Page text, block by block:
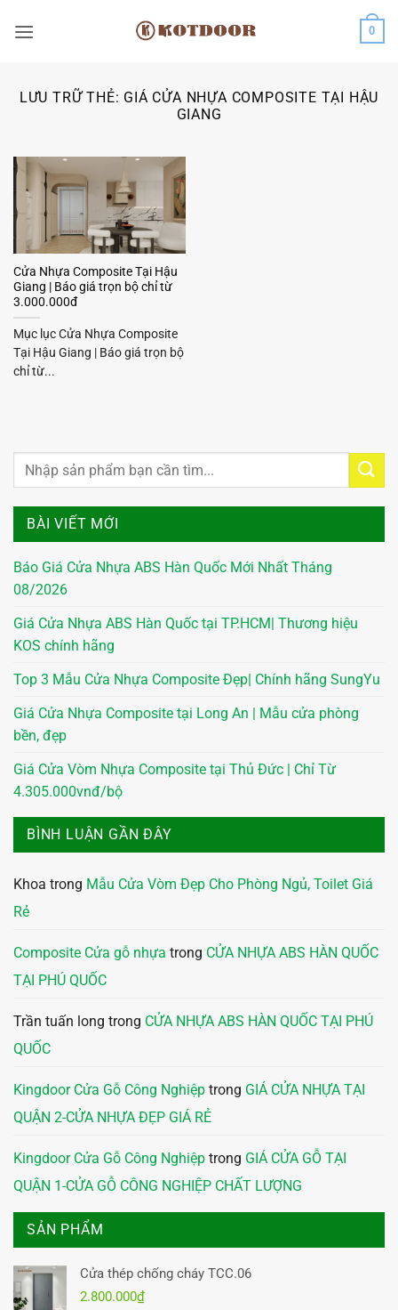
qua
0
LƯU TRỮ THẺ: GIÁ CỬA NHỰA COMPOSITE TẠI HẬU
GIANG
BÀI VIẾT MỚI
Báo Giá Cửa Nhựa ABS Hàn Quốc Mới Nhất Tháng
08/2026
Giá Cửa Nhựa ABS Hàn Quốc tại TP.HCM| Thương hiệu
KOS chính hãng
Top 3 Mẫu Cửa Nhựa Composite Đẹp| Chính hãng SungYu
Giá Cửa Nhựa Composite tại Long An | Mẫu cửa phòng
bền, đẹp
Giá Cửa Vòm Nhựa Composite tại Thủ Đức | Chỉ Từ
4.305.000vnđ/bộ
BÌNH LUẬN GẦN ĐÂY
Khoa trong Mẫu Cửa Vòm Đẹp Cho Phòng Ngủ, Toilet Giá
Rẻ
Composite Cửa gỗ nhựa trong CỬA NHỰA ABS HÀN QUỐC
TẠI PHÚ QUỐC
Trần tuấn long trong CỬA NHỰA ABS HÀN QUỐC TẠI PHÚ
QUỐC
Kingdoor Cửa Gỗ Công Nghiệp trong GIÁ CỬA NHỰA TẠI
QUẬN 2-CỬA NHỰA ĐẸP GIÁ RẺ
Kingdoor Cửa Gỗ Công Nghiệp trong GIÁ CỬA GỖ TẠI
QUẬN 1-CỬA GỖ CÔNG NGHIỆP CHẤT LƯỢNG
SẢN PHẨM
Cửa thép chống cháy TCC.06
2.800.000₫
Cửa Nhựa Composite Tại Hậu
Giang | Báo giá trọn bộ chỉ từ
3.000.000đ
Mục lục Cửa Nhựa Composite
Tại Hậu Giang | Báo giá trọn bộ
chỉ từ...